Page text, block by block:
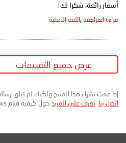
أسعار رائعة، شكرا لك!
قراءة المراجعة باللغة الأصلية
عرض جميع التقييمات
إذا قمت بشراء هذا المنتج ولكنك لم تتلقَ
اتصل بنا. تعرف على المزيد حول كيفية قيام DriverReviews بمراجعة التعليقات.